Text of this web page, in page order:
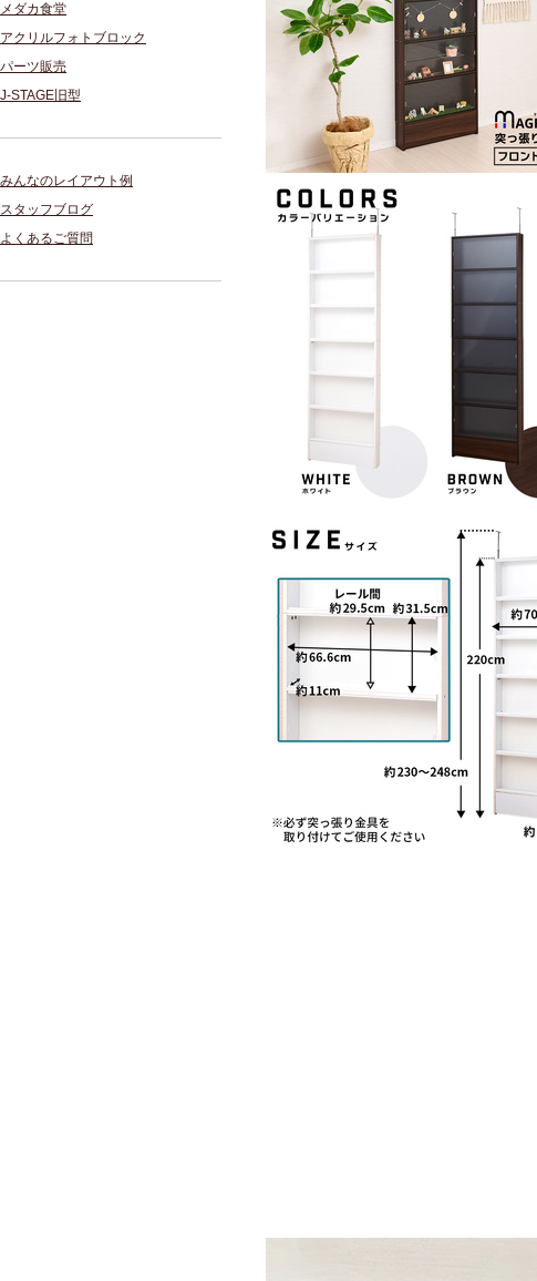
メダカ食堂
アクリルフォトブロック
パーツ販売
J-STAGE旧型
みんなのレイアウト例
スタッフブログ
よくあるご質問